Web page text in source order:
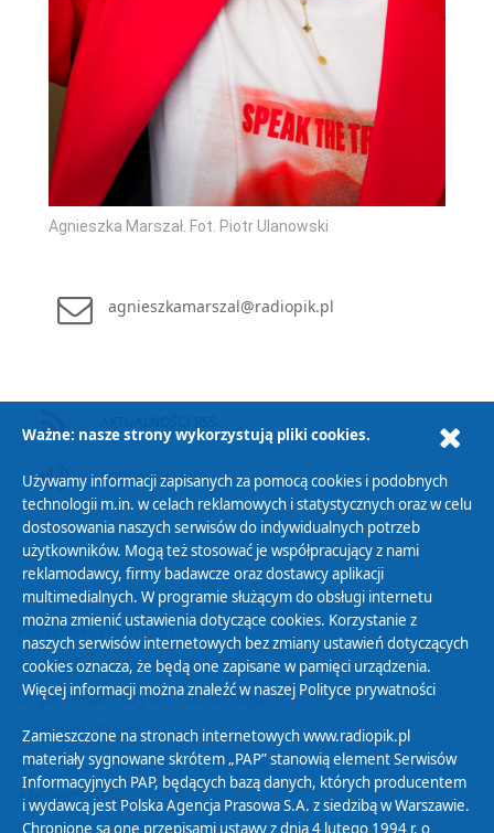
Agnieszka Marszał. Fot. Piotr Ulanowski
agnieszkamarszal@radiopik.pl
PODCAST AUDIO
Polityka Prywatności
Zasady korzystania z Serwisu
Organizacje Pożytku Publicznego
Cyfryzacja DAB+
Polityka ochrony danych osobowych
Abonament
Zamówienia publiczne
Ważne: nasze strony wykorzystują pliki cookies.
Używamy informacji zapisanych za pomocą cookies i podobnych
technologii m.in. w celach reklamowych i statystycznych oraz w celu
dostosowania naszych serwisów do indywidualnych potrzeb
użytkowników. Mogą też stosować je współpracujący z nami
reklamodawcy, firmy badawcze oraz dostawcy aplikacji
multimedialnych. W programie służącym do obsługi internetu
można zmienić ustawienia dotyczące cookies. Korzystanie z
naszych serwisów internetowych bez zmiany ustawień dotyczących
cookies oznacza, że będą one zapisane w pamięci urządzenia.
Więcej informacji można znaleźć w naszej Polityce prywatności
Zamieszczone na stronach internetowych www.radiopik.pl
materiały sygnowane skrótem „PAP” stanowią element Serwisów
Informacyjnych PAP, będących bazą danych, których producentem
i wydawcą jest Polska Agencja Prasowa S.A. z siedzibą w Warszawie.
Chronione są one przepisami ustawy z dnia 4 lutego 1994 r. o